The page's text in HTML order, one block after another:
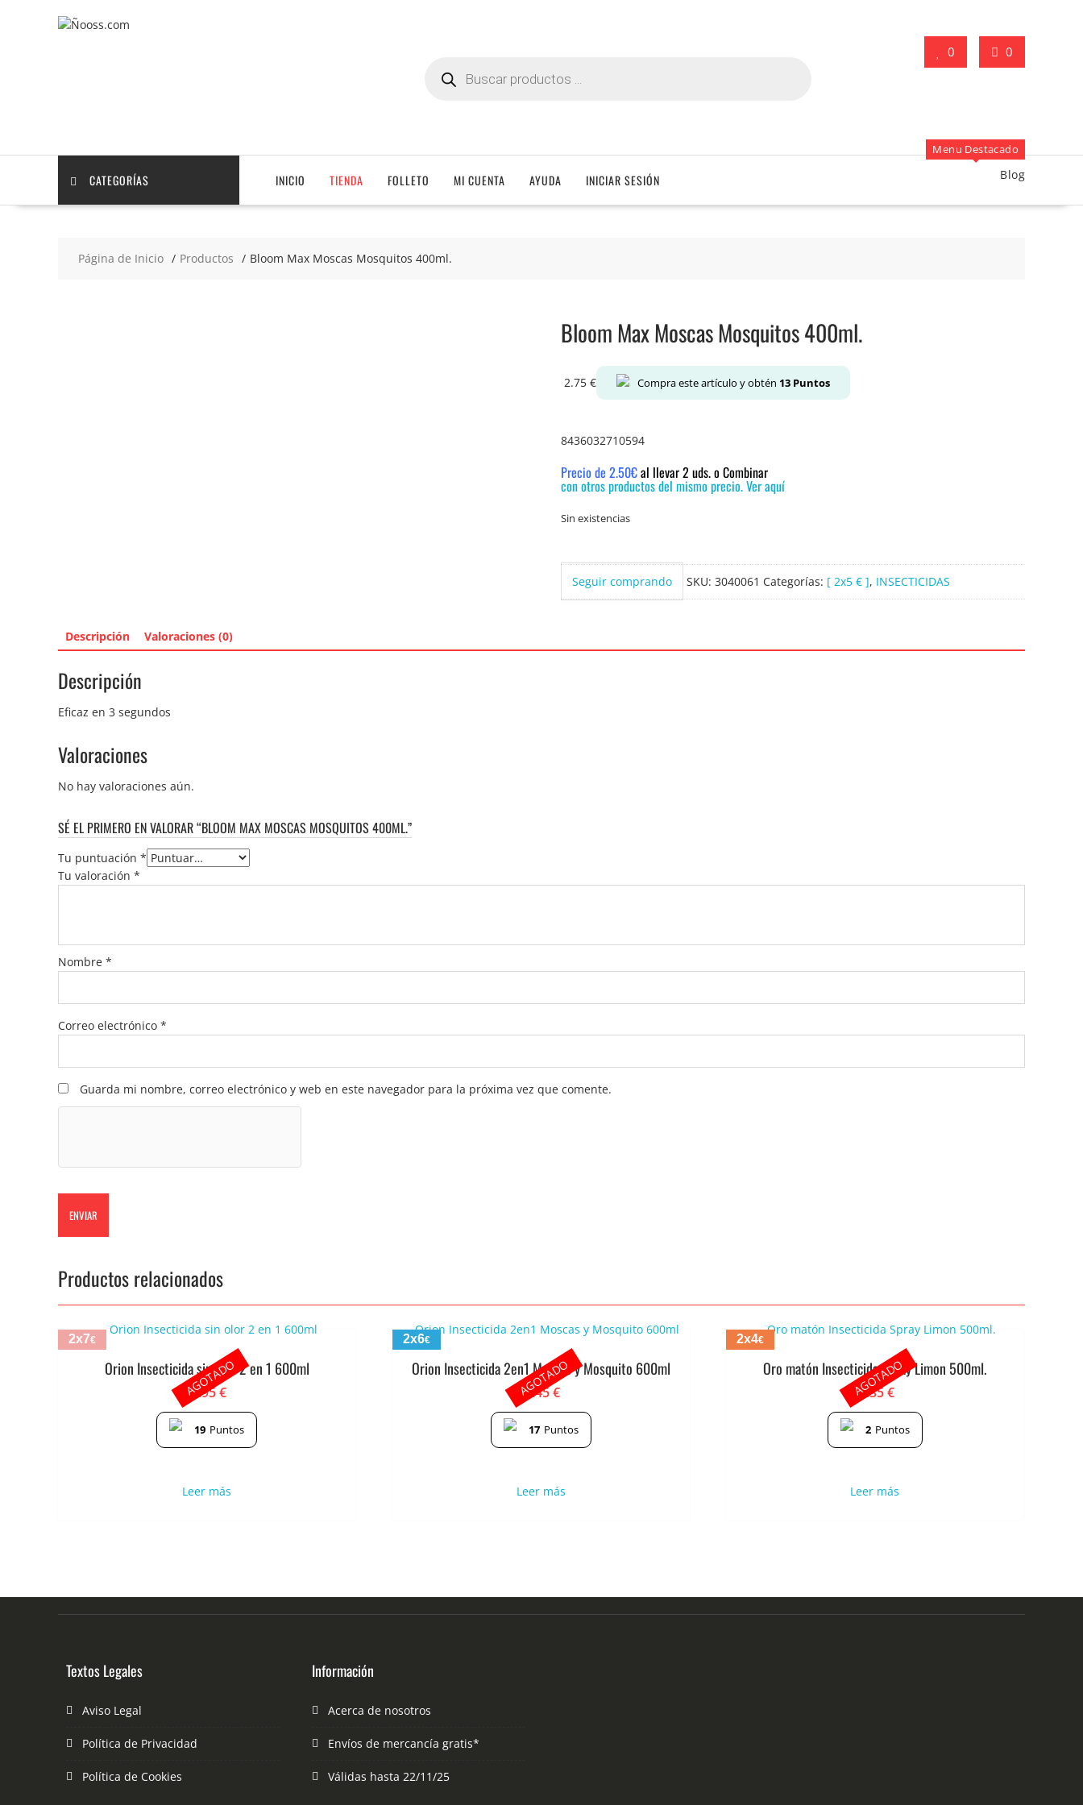
0 0
productos
CATEGORÍAS INICIO TIENDA FOLLETO MI CUENTA AYUDA INICIAR SESIÓN
Menu Destacado
Blog
Página de Inicio Productos Bloom Max Moscas Mosquitos 400ml.
Bloom Max Moscas Mosquitos 400ml.
2.75 € Compra este artículo y obtén 13 Puntos
8436032710594
Precio de 2.50€al llevar 2 uds. o Combinar
con otros productos del mismo precio. Ver aquí
Sin existencias
Seguir comprando SKU: 3040061 Categorías: [ 2x5 € ], INSECTICIDAS
Descripción Valoraciones (0)
Descripción
Eficaz en 3 segundos
Valoraciones
No hay valoraciones aún.
SÉ EL PRIMERO EN VALORAR “BLOOM MAX MOSCAS MOSQUITOS 400ML.”
Tu puntuación *
Tu valoración *
Nombre *
Correo electrónico *
Guarda mi nombre, correo electrónico y web en este navegador para la próxima vez que comente.
Productos relacionados
2x7€
Orion Insecticida sin olor 2 en 1 600ml
3.95€
19 Puntos
Leer más
AGOTADO
2x6€
Orion Insecticida 2en1 Moscas y Mosquito 600ml
3.45€
17 Puntos
Leer más
AGOTADO
2x4€
Oro matón Insecticida Spray Limon 500ml.
2.35€
2 Puntos
Leer más
AGOTADO
Textos Legales
Aviso Legal
Política de Privacidad
Política de Cookies
Información
Acerca de nosotros
Envíos de mercancía gratis*
Válidas hasta 22/11/25